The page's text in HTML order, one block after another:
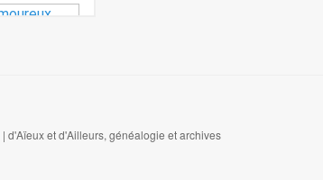
| d'Aïeux et d'Ailleurs, généalogie et archives